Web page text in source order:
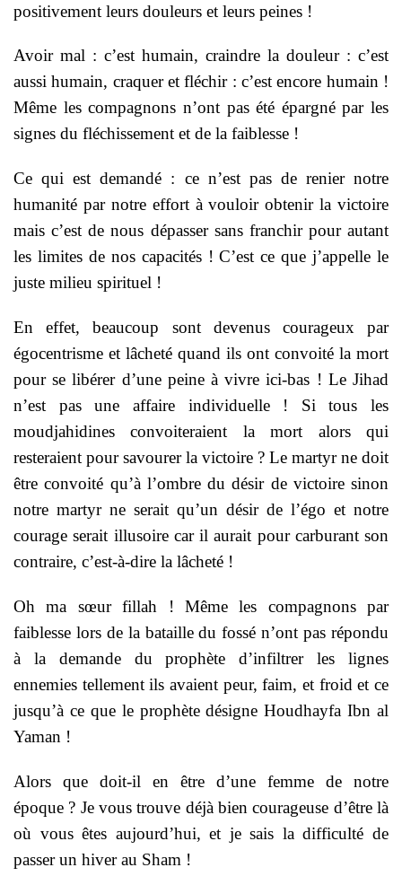
positivement leurs douleurs et leurs peines !
Avoir mal : c’est humain, craindre la douleur : c’est
aussi humain, craquer et fléchir : c’est encore humain !
Même les compagnons n’ont pas été épargné par les
signes du fléchissement et de la faiblesse !
Ce qui est demandé : ce n’est pas de renier notre
humanité par notre effort à vouloir obtenir la victoire
mais c’est de nous dépasser sans franchir pour autant
les limites de nos capacités ! C’est ce que j’appelle le
juste milieu spirituel !
En effet, beaucoup sont devenus courageux par
égocentrisme et lâcheté quand ils ont convoité la mort
pour se libérer d’une peine à vivre ici-bas ! Le Jihad
n’est pas une affaire individuelle ! Si tous les
moudjahidines convoiteraient la mort alors qui
resteraient pour savourer la victoire ? Le martyr ne doit
être convoité qu’à l’ombre du désir de victoire sinon
notre martyr ne serait qu’un désir de l’égo et notre
courage serait illusoire car il aurait pour carburant son
contraire, c’est-à-dire la lâcheté !
Oh ma sœur fillah ! Même les compagnons par
faiblesse lors de la bataille du fossé n’ont pas répondu
à la demande du prophète d’infiltrer les lignes
ennemies tellement ils avaient peur, faim, et froid et ce
jusqu’à ce que le prophète désigne Houdhayfa Ibn al
Yaman !
Alors que doit-il en être d’une femme de notre
époque ? Je vous trouve déjà bien courageuse d’être là
où vous êtes aujourd’hui, et je sais la difficulté de
passer un hiver au Sham !